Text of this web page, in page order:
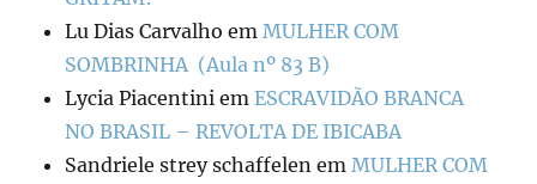
Lu Dias Carvalho em MULHER COM
SOMBRINHA (Aula nº 83 B)
Lycia Piacentini emESCRAVIDÃO BRANCA
NO BRASIL – REVOLTA DE IBICABA
Sandriele strey schaffelen em MULHER COM